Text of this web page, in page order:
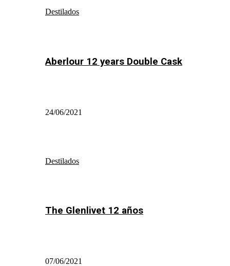
Destilados
Aberlour 12 years Double Cask
24/06/2021
Destilados
The Glenlivet 12 años
07/06/2021